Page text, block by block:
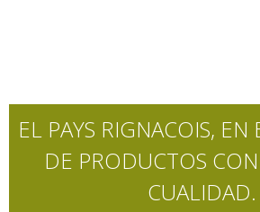
EL PAYS RIGNACOIS,
DE PRODUCTOS
CUALIDAD.